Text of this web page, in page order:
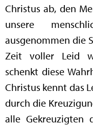
Christus ab, den
unsere
ausgenommen die
Zeit voller Leid
schenkt diese
Christus kennt das
durch die
alle Gekreuzigten